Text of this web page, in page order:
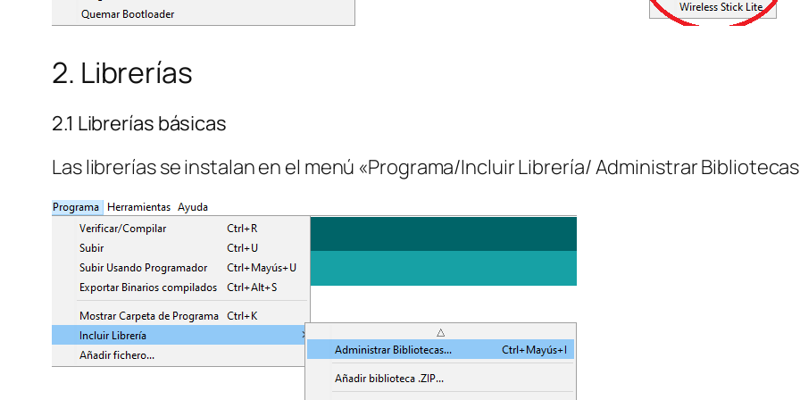
2. Librerías
2.1 Librerías básicas
Las librerías se instalan en el menú «Programa/Incluir Librería/ Administrar